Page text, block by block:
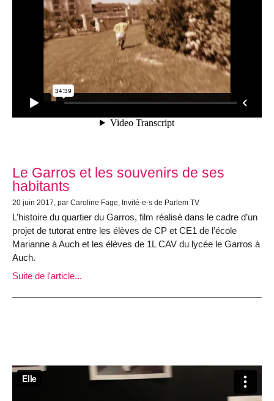
Le Garros et les souvenirs de ses
habitants
20 juin 2017, par Caroline Fage, Invité-e-s de Parlem TV
L’histoire du quartier du Garros, film réalisé dans le cadre d’un
projet de tutorat entre les élèves de CP et CE1 de l’école
Marianne à Auch et les élèves de 1L CAV du lycée le Garros à
Auch.
Suite de l'article...